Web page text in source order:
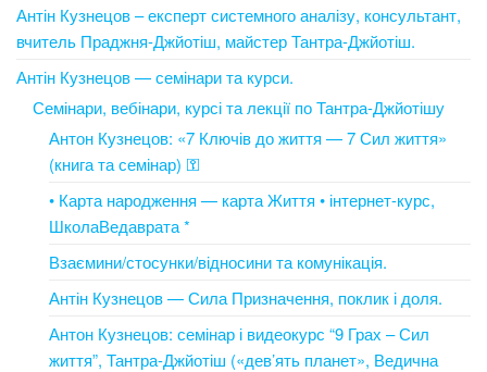
Антін Кузнецов – експерт системного аналізу, консультант,
вчитель Праджня-Джйотіш, майстер Тантра-Джйотіш.
Антін Кузнецов — семінари та курси.
Семінари, вебінари, курсі та лекції по Тантра-Джйотішу
Антон Кузнецов: «7 Ключів до життя — 7 Сил життя»
(книга та семінар) ⚿
• Карта народження — карта Життя • інтернет-курс,
ШколаВедаврата *
Взаємини/стосунки/відносини та комунікація.
Антін Кузнецов — Сила Призначення, поклик і доля.
Антон Кузнецов: семінар і видеокурс “9 Грах – Сил
життя”, Тантра-Джйотіш («дев’ять планет», Ведична